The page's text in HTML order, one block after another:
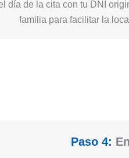
día de la cita con tu DNI
familia para facilitar la
Paso 4: